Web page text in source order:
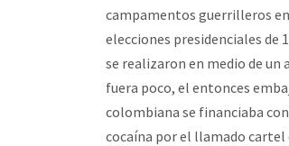
campamentos guerrilleros
elecciones presidenciales de
se realizaron en medio de un
fuera poco, el entonces
colombiana se financiaba
cocaína por el llamado